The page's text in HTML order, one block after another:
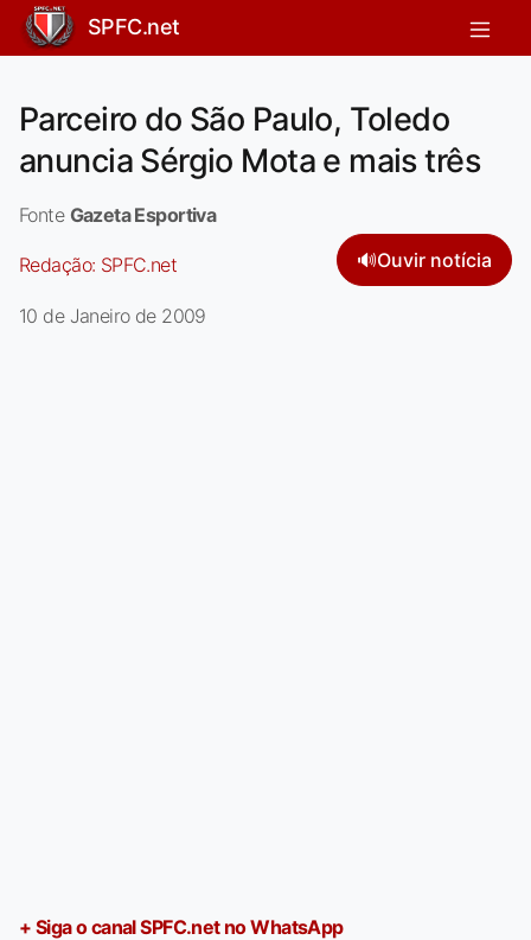
SPFC.net
Parceiro do São Paulo, Toledo
anuncia Sérgio Mota e mais três
Fonte Gazeta Esportiva
Redação: SPFC.net 🔊Ouvir notícia
10 de Janeiro de 2009
+ Siga o canal SPFC.net no WhatsApp